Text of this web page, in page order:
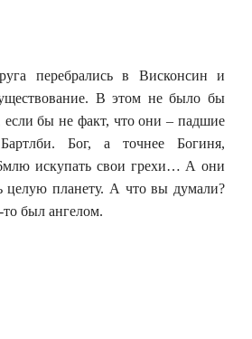
перебрались в Висконсин и
В этом не было бы
если бы не факт, что они – падшие
Бог, а точнее Богиня,
искупать свои грехи… А они
целую планету. А что вы думали?
был ангелом.